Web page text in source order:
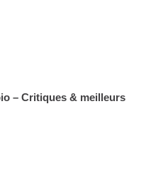
– Critiques & meilleurs